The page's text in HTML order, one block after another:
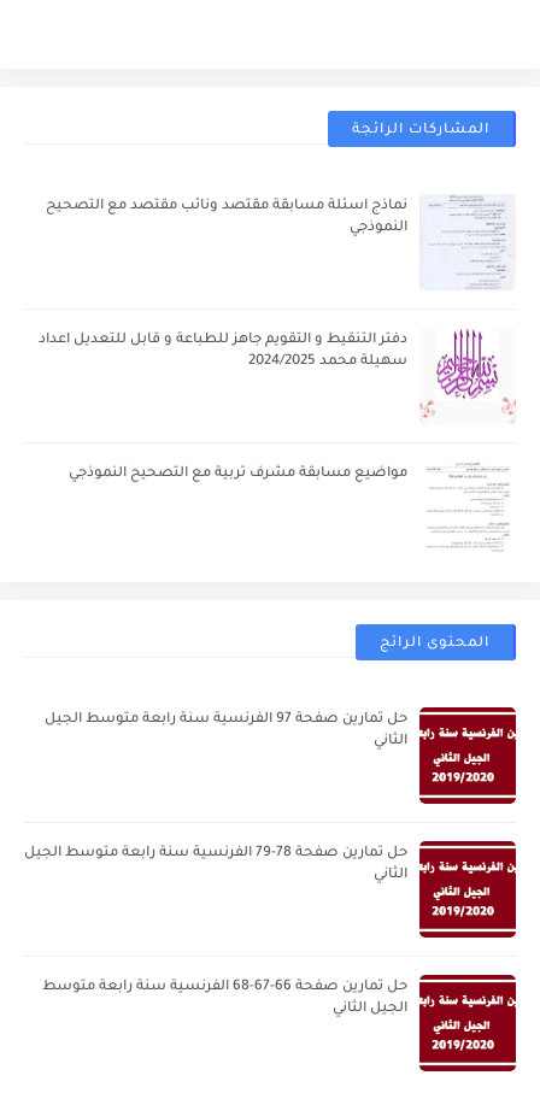
المشاركات الرائجة
نماذج اسئلة مسابقة مقتصد ونائب مقتصد مع التصحيح
النموذجي
دفتر التنقيط و التقويم جاهز للطباعة و قابل للتعديل اعداد
سهيلة محمد 2024/2025
مواضيع مسابقة مشرف تربية مع التصحيح النموذجي
المحتوى الرائج
حل تمارين صفحة 97 الفرنسية سنة رابعة متوسط الجيل
الثاني
حل تمارين صفحة 78-79 الفرنسية سنة رابعة متوسط الجيل
الثاني
حل تمارين صفحة 66-67-68 الفرنسية سنة رابعة متوسط
الجيل الثاني